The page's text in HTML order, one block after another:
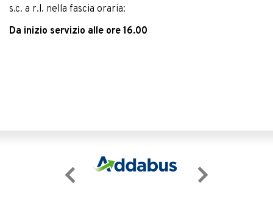
s.c. a r.l. nella fascia oraria:
Da inizio servizio alle ore 16.00